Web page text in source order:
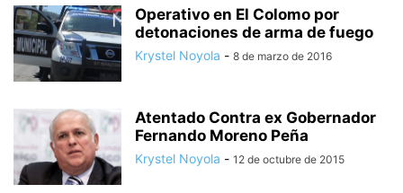
Operativo en El Colomo por
detonaciones de arma de fuego
Krystel Noyola - 8 de marzo de 2016
Atentado Contra ex Gobernador
Fernando Moreno Peña
Krystel Noyola - 12 de octubre de 2015